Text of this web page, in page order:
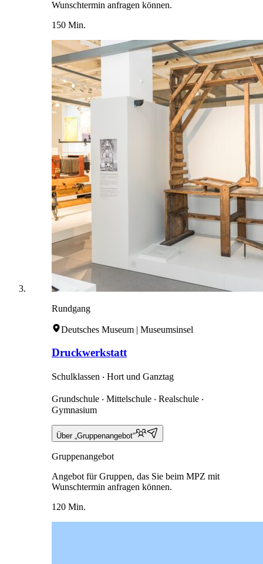
Wunschtermin anfragen können.
150 Min.
Rundgang
Deutsches Museum | Museumsinsel
Druckwerkstatt
Schulklassen ‧ Hort und Ganztag
Grundschule ‧ Mittelschule ‧ Realschule ‧
Gymnasium
Über „Gruppenangebot“
Gruppenangebot
Angebot für Gruppen, das Sie beim MPZ mit
Wunschtermin anfragen können.
120 Min.